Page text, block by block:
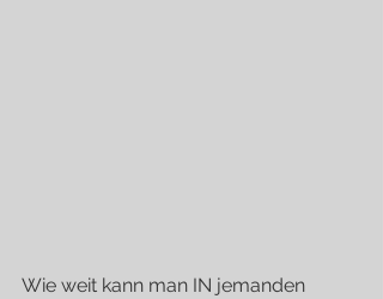
Wie weit kann man IN jemanden